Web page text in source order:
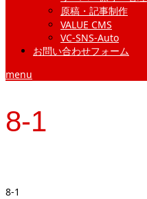
原稿・記事制作
VALUE CMS
VC-SNS-Auto
お問い合わせフォーム
menu
8-1
8-1